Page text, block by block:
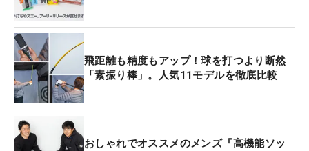
飛距離も精度もアップ！球を打つより断然
「素振り棒」。人気11モデルを徹底比較
おしゃれでオススメのメンズ『高機能ソッ